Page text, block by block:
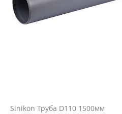
Sinikon Труба D110 1500мм